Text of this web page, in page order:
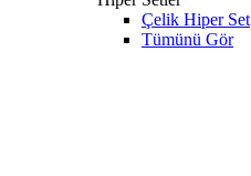
Çelik Hiper Set
Tümünü Gör